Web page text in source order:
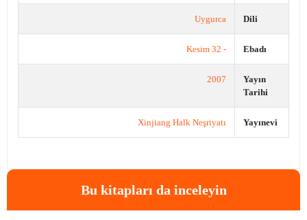
Dili
Uygurca
Ebadı
- 32 Kesim
Yayın
Tarihi
2007
Yayınevi
Xinjiang Halk Neşriyatı
Bu kitapları da inceleyin